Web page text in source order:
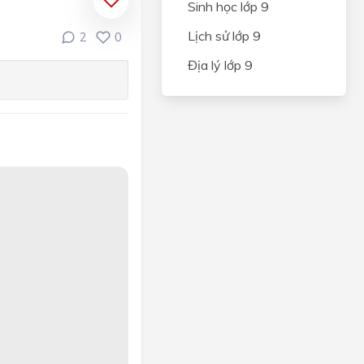
2 0
Sinh học lớp 9
Lịch sử lớp 9
Địa lý lớp 9